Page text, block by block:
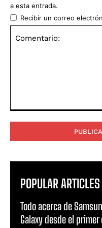
a esta entrada.
Recibir un correo
POPULAR ARTICLES
Todo acerca de
Galaxy desde el primer